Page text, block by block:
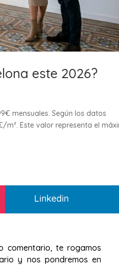
este 2026?
mensuales. Según los datos
m². Este valor representa el
Linkedin
comentario, te rogamos
y nos pondremos en